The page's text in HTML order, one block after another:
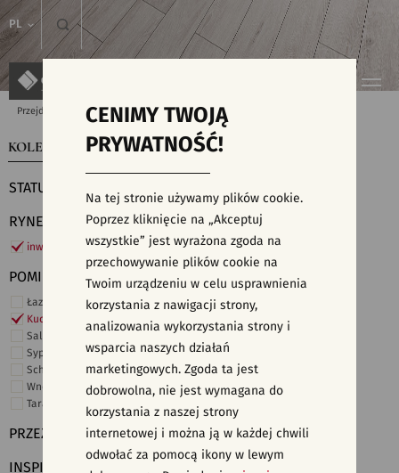
PL
Przejdź do strony głównej Kolekcje
KOLEKCJE WYSZUKIWARKA PŁYTEK
STATUS
RYNEK
inwestycje
POMIESZCZENIE
Łazienka
Kuchnia
Salon i hol
Sypialnia
Schody
Wnętrza komercyjne
Taras i ogród
PRZEZNACZENIE
INSPIRACJE
CENIMY TWOJĄ
PRYWATNOŚĆ!
Na tej stronie używamy plików cookie.
Poprzez kliknięcie na „Akceptuj
wszystkie” jest wyrażona zgoda na
przechowywanie plików cookie na
Twoim urządzeniu w celu usprawnienia
korzystania z nawigacji strony,
analizowania wykorzystania strony i
wsparcia naszych działań
marketingowych. Zgoda ta jest
dobrowolna, nie jest wymagana do
korzystania z naszej strony
internetowej i można ją w każdej chwili
odwołać za pomocą ikony w lewym